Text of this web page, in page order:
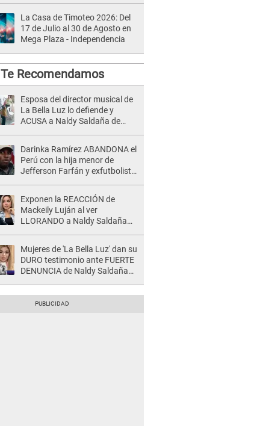
La Casa de Timoteo 2026: Del
17 de Julio al 30 de Agosto en
Mega Plaza - Independencia
Te Recomendamos
Esposa del director musical de
La Bella Luz lo defiende y
ACUSA a Naldy Saldaña de
Darinka Ramírez ABANDONA el
Perú con la hija menor de
Jefferson Farfán y exfutbolista
Exponen la REACCIÓN de
Mackeily Luján al ver
LLORANDO a Naldy Saldaña
Mujeres de 'La Bella Luz' dan su
DURO testimonio ante FUERTE
DENUNCIA de Naldy Saldaña